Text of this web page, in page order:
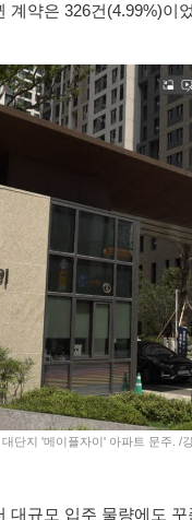
계약은 326건(4.99%)이
단지 '메이플자이' 아파트 문주. /
대규모 입주 물량에도